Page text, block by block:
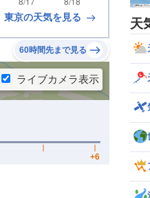
東京の天気を見る
60時間先まで見る
天